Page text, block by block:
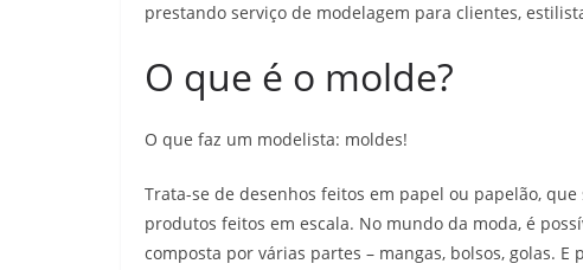
prestando serviço de modelagem para clientes,
O que é o molde?
O que faz um modelista: moldes!
Trata-se de desenhos feitos em papel ou papelão,
produtos feitos em escala. No mundo da moda, é
composta por várias partes – mangas, bolsos, golas.